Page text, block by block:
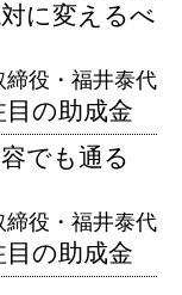
に変えるべ
役・福井泰代
目の助成金
でも通る
役・福井泰代
目の助成金